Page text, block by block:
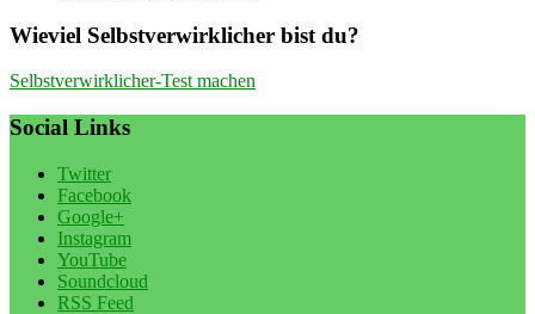
Wieviel Selbstverwirklicher bist du?
Selbstverwirklicher-Test machen
Social Links
Twitter
Facebook
Google+
Instagram
YouTube
Soundcloud
RSS Feed